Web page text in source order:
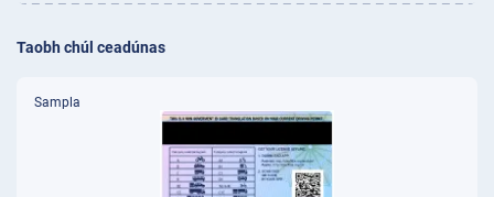
Taobh chúl ceadúnas
Sampla